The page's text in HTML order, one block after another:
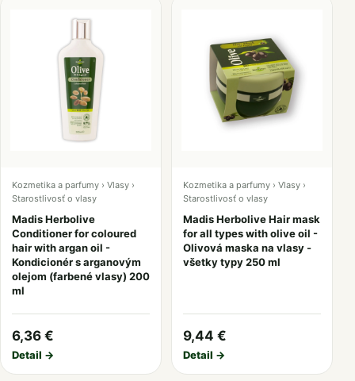
Kozmetika a parfumy › Vlasy ›
Starostlivosť o vlasy
Madis Herbolive
Conditioner for coloured
hair with argan oil -
Kondicionér s arganovým
olejom (farbené vlasy) 200
ml
6,36 €
Detail →
Kozmetika a parfumy › Vlasy ›
Starostlivosť o vlasy
Madis Herbolive Hair mask
for all types with olive oil -
Olivová maska na vlasy -
všetky typy 250 ml
9,44 €
Detail →